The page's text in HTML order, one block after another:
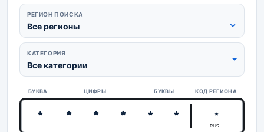
РЕГИОН ПОИСКА
Все регионы
КАТЕГОРИЯ
Все категории
БУКВА ЦИФРЫ БУКВЫ КОД РЕГИОНА
RUS